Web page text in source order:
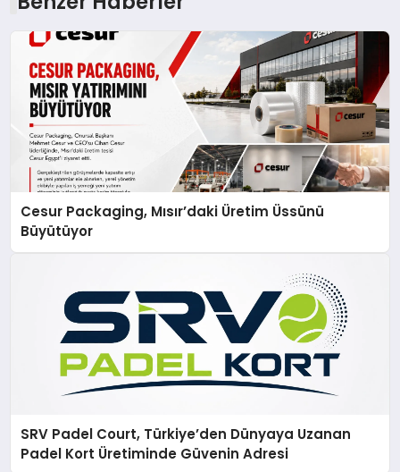
Cesur Packaging, Mısır’daki Üretim Üssünü
Büyütüyor
SRV Padel Court, Türkiye’den Dünyaya Uzanan
Padel Kort Üretiminde Güvenin Adresi